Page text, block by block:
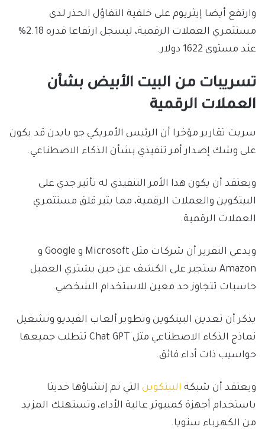
وارتفع أيضا إيثريوم على خلفية التفاؤل الحذر لدى
مستثمري العملات الرقمية، ليسجل ارتفاعا قدره 2.18%
عند مستوى 1622 دولار.
تسريبات من البيت الأبيض بشأن
العملات الرقمية
سربت تقارير مؤخرا أن الرئيس الأمريكي جو بايدن قد يكون
على وشك إصدار أمر تنفيذي بشأن الذكاء الاصطناعي.
ويعتقد أن يكون هذا الأمر التنفيذي له تأثير جدي على
البيتكوين والعملات الرقمية، مما يثير قلق مستثمري
العملات الرقمية.
ويدعي التقرير أن شركات مثل Microsoft و Google و
Amazon ستجبر على الكشف عن حين يشتري العميل
حاسبات تتجاوز حد معين للاستخدام الشخصي.
يذكر أن تعدين البيتكوين وتطوير ألعاب الفيديو وتشغيل
نماذج الذكاء الاصطناعي مثل Chat GPT تتطلب جميعها
حواسيب ذات أداء فائق.
ويعتقد أن شبكة البيتكوين التي تم إنشاؤها حديثا
باستخدام أجهزة كمبيوتر عالية الأداء، وتستهلك المزيد
من الكهرباء سنويا.